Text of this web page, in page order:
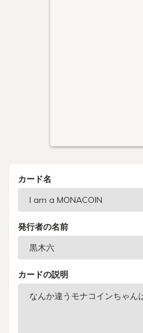
カード名
発行者の名前
カードの説明